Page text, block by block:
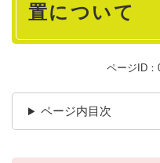
置について
ページID：
ページ内目次